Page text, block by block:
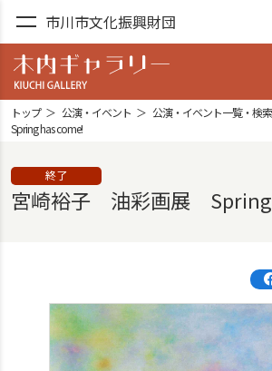
市川市文化振興財団
トップ 公演・イベント 公演・イベント一覧・検索
Spring has come!
終了
宮崎裕子 油彩画展 Spring